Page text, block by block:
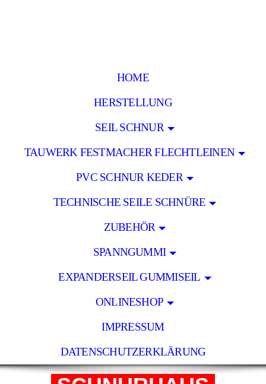
HOME
HERSTELLUNG
SEIL SCHNUR
TAUWERK FESTMACHER FLECHTLEINEN
PVC SCHNUR KEDER
TECHNISCHE SEILE SCHNÜRE
ZUBEHÖR
SPANNGUMMI
EXPANDERSEIL GUMMISEIL
ONLINESHOP
IMPRESSUM
DATENSCHUTZERKLÄRUNG